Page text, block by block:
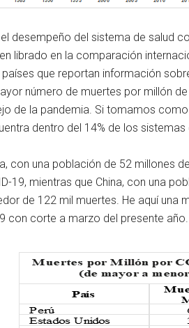
desempeño del sistema de salud
librado en la comparación
que reportan información
número de muertes por millón
de la pandemia. Si tomamos
dentro del 14% de los
con una población de 52 millones
19, mientras que China, con una
de 122 mil muertes. He aquí una
con corte a marzo del presente año.